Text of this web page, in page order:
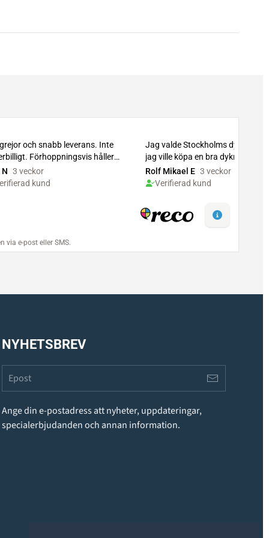
NYHETSBREV
Ange din e-postadress att nyheter, uppdateringar,
specialerbjudanden och annan information.